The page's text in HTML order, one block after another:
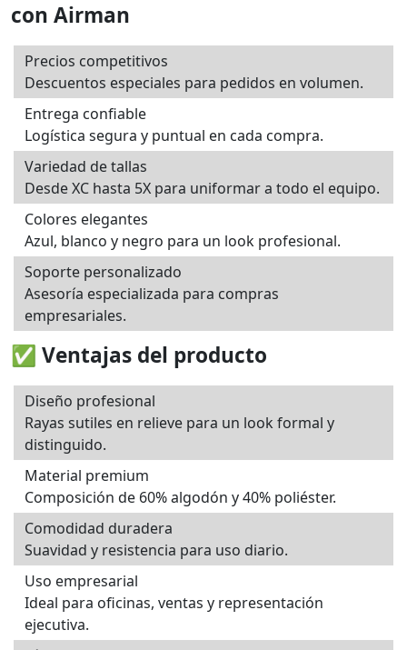
con Airman
Precios competitivos
Descuentos especiales para pedidos en volumen.
Entrega confiable
Logística segura y puntual en cada compra.
Variedad de tallas
Desde XC hasta 5X para uniformar a todo el equipo.
Colores elegantes
Azul, blanco y negro para un look profesional.
Soporte personalizado
Asesoría especializada para compras
empresariales.
✅ Ventajas del producto
Diseño profesional
Rayas sutiles en relieve para un look formal y
distinguido.
Material premium
Composición de 60% algodón y 40% poliéster.
Comodidad duradera
Suavidad y resistencia para uso diario.
Uso empresarial
Ideal para oficinas, ventas y representación
ejecutiva.